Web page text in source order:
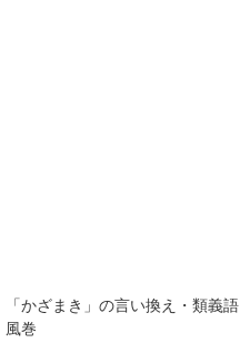
「かざまき 」の言い換え・類義語
風巻